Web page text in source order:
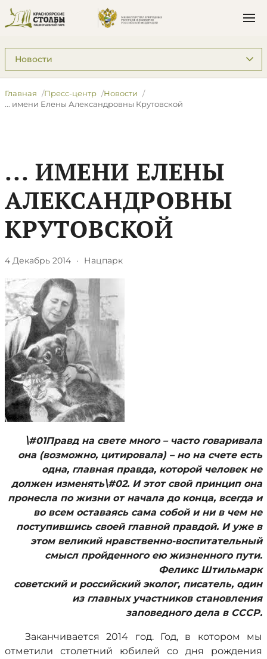
Подразделы: Пресс-центр
Главная Пресс-центр
Новости
... имени Елены Александровны Крутовской
... ИМЕНИ ЕЛЕНЫ
АЛЕКСАНДРОВНЫ
КРУТОВСКОЙ
4 Декабрь 2014 · Нацпарк
\#01Правд на свете много – часто говаривала
она (возможно, цитировала) – но на счете есть
одна, главная правда, которой человек не
должен изменять\#02. И этот свой принцип она
пронесла по жизни от начала до конца, всегда и
во всем оставаясь сама собой и ни в чем не
поступившись своей главной правдой. И уже в
этом великий нравственно-воспитательный
смысл пройденного ею жизненного пути.
Феликс Штильмарк
советский и российский эколог, писатель, один
из главных участников становления
заповедного дела в СССР.
Заканчивается 2014 год. Год, в котором мы
отметили столетний юбилей со дня рождения